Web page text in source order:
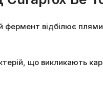
відбілює
що викликають